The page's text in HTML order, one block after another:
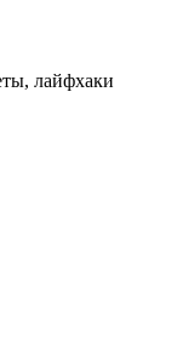
лайфхаки